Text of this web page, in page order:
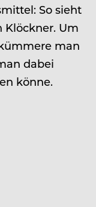
So sieht
Um
man
dabei
könne.